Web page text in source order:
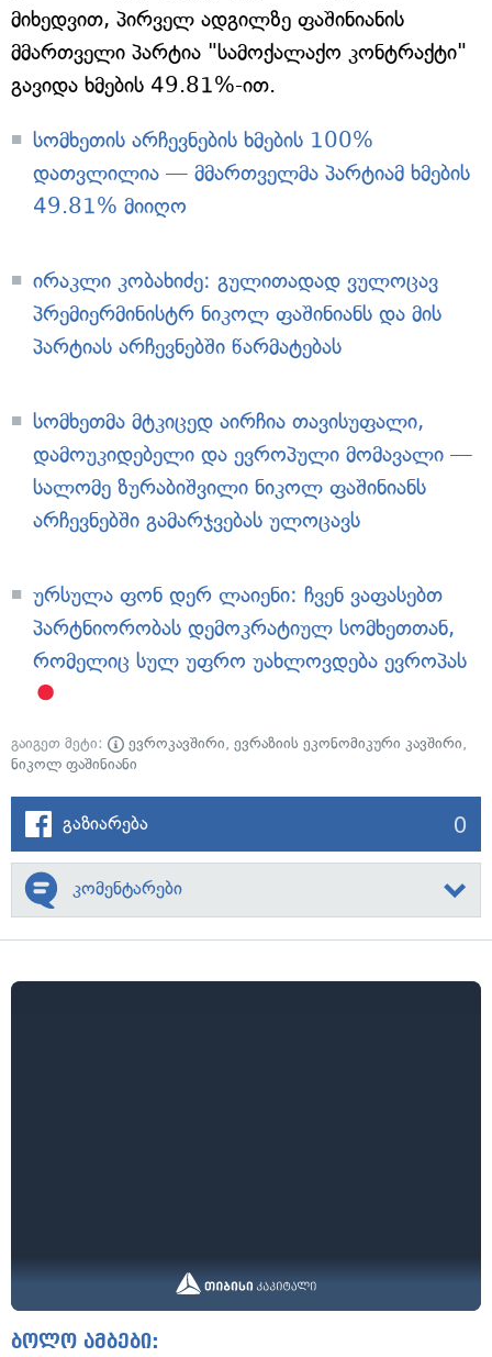
მიხედვით, პირველ ადგილზე ფაშინიანის
მმართველი პარტია "სამოქალაქო კონტრაქტი"
გავიდა ხმების 49.81%-ით.
სომხეთის არჩევნების ხმების 100%
დათვლილია — მმართველმა პარტიამ ხმების
49.81% მიიღო
ირაკლი კობახიძე: გულითადად ვულოცავ
პრემიერმინისტრ ნიკოლ ფაშინიანს და მის
პარტიას არჩევნებში წარმატებას
სომხეთმა მტკიცედ აირჩია თავისუფალი,
დამოუკიდებელი და ევროპული მომავალი —
სალომე ზურაბიშვილი ნიკოლ ფაშინიანს
არჩევნებში გამარჯვებას ულოცავს
ურსულა ფონ დერ ლაიენი: ჩვენ ვაფასებთ
პარტნიორობას დემოკრატიულ სომხეთთან,
რომელიც სულ უფრო უახლოვდება ევროპას
გაიგეთ მეტი: ევროკავშირი, ევრაზიის ეკონომიკური კავშირი,
ნიკოლ ფაშინიანი
გაზიარება 0
კომენტარები
ბოლო ამბები: